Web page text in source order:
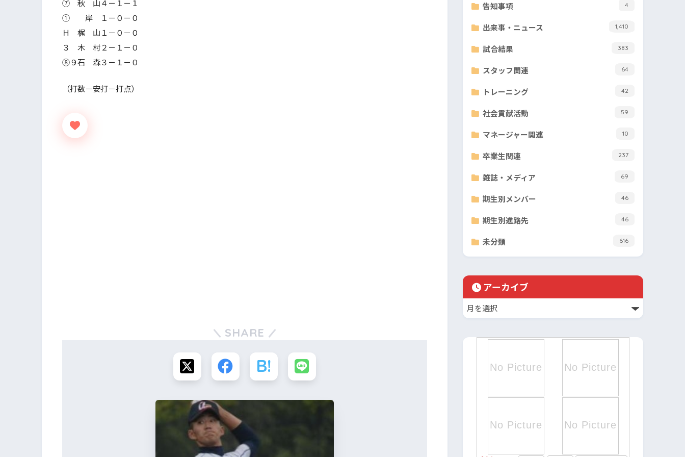
⑦ 秋 山４－１－１
① 岸 １－０－０
Ｈ 梶 山１－０－０
３ 木 村２－１－０
⑧９石 森３－１－０
（打数－安打－打点）
SHARE
告知事項 4
出来事・ニュース 1,410
試合結果 383
スタッフ関連 64
トレーニング 42
社会貢献活動 59
マネージャー関連 10
卒業生関連 237
雑誌・メディア 69
期生別メンバー 46
期生別進路先 46
未分類 616
アーカイブ